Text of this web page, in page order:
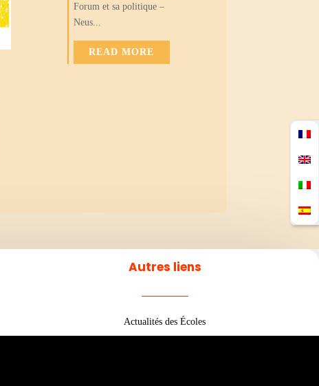
Forum et sa politique –
Neus...
READ MORE
Autres liens
Actualités des Écoles